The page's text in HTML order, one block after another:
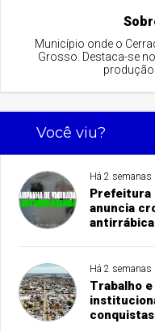
Município onde o
Grosso. Destaca-se
produção
Você viu?
Há 2 semanas
Prefeitura
anuncia
Há 2 semanas
Trabalho